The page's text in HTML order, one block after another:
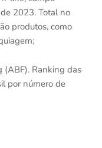
2023. Total no
produtos, como
(ABF). Ranking das
por número de